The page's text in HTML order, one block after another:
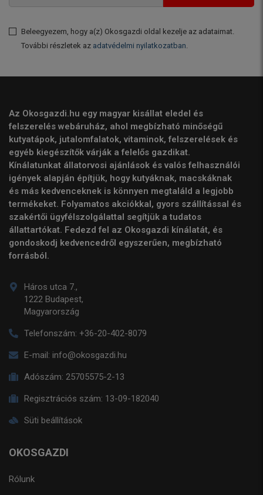
Beleegyezem, hogy a(z) Okosgazdi oldal kezelje az adataimat.
További részletek az adatvédelmi nyilatkozatban.
Az Okosgazdi.hu egy magyar kisállat eledel és
felszerelés webáruház, ahol megbízható minőségű
kutyatápok, jutalomfalatok, vitaminok, felszerelések és
egyéb kiegészítők várják a felelős gazdikat.
Kínálatunkat állatorvosi ajánlások és valós felhasználói
igények alapján építjük, hogy kutyáknak, macskáknak
és más kedvenceknek is könnyen megtaláld a legjobb
termékeket. Folyamatos akciókkal, gyors szállítással és
szakértői ügyfélszolgálattal segítjük a tudatos
állattartókat. Fedezd fel az Okosgazdi kínálatát, és
gondoskodj kedvencedről egyszerűen, megbízható
forrásból.
Háros utca 7.,
1222 Budapest,
Magyarország
Telefonszám: +36-20-402-8079
E-mail: info@okosgazdi.hu
Adószám: 25705575-2-13
Regisztrációs szám: 13-09-182040
Süti beállítások
OKOSGAZDI
Rólunk